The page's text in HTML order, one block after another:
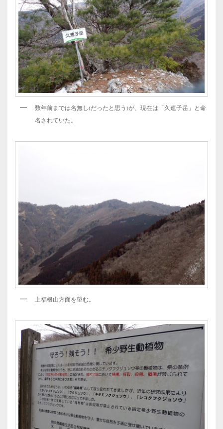
数年前までは名無し(だったと思う)が、現在は「久連子岳」と命
名されていた。
上福根山方面を望む。